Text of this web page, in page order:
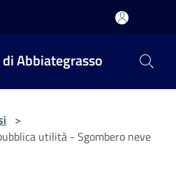
Abbiategrasso
>
utilità - Sgombero neve